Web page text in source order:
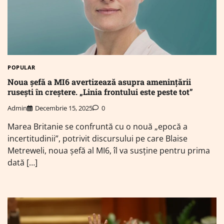
POPULAR
Noua șefă a MI6 avertizează asupra amenințării
rusești în creștere. „Linia frontului este peste tot”
Admin Decembrie 15, 2025 0
Marea Britanie se confruntă cu o nouă „epocă a
incertitudinii”, potrivit discursului pe care Blaise
Metreweli, noua șefă al MI6, îl va susține pentru prima
dată […]